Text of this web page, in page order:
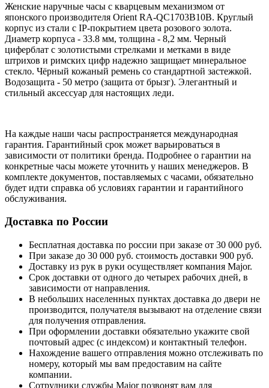
Женские наручные часы с кварцевым механизмом от
японского производителя Orient RA-QC1703B10B. Круглый
корпус из стали с IP-покрытием цвета розового золота.
Диаметр корпуса - 33.8 мм, толщина - 8,2 мм. Черный
циферблат с золотистыми стрелками и метками в виде
штрихов и римских цифр надежно защищает минеральное
стекло. Чёрный кожаный ремень со стандартной застежкой.
Водозащита - 50 метро (защита от брызг). Элегантный и
стильный аксессуар для настоящих леди.
На каждые наши часы распространяется международная
гарантия. Гарантийный срок может варьироваться в
зависимости от политики бренда. Подробнее о гарантии на
конкретные часы можете уточнить у наших менеджеров. В
комплекте документов, поставляемых с часами, обязательно
будет идти справка об условиях гарантии и гарантийного
обслуживания.
Доставка по России
Бесплатная доставка по россии при заказе от 30 000 руб.
При заказе до 30 000 руб. стоимость доставки 900 руб.
Доставку из рук в руки осуществляет компания Major.
Срок доставки от одного до четырех рабочих дней, в
зависимости от направления.
В небольших населенных пунктах доставка до двери не
производится, получателя вызывают на отделение связи
для получения отправления.
При оформлении доставки обязательно укажите свой
почтовый адрес (с индексом) и контактный телефон.
Нахождение вашего отправления можно отслеживать по
номеру, который мы вам предоставим на сайте
компании.
Сотрудники службы Major позвонят вам для